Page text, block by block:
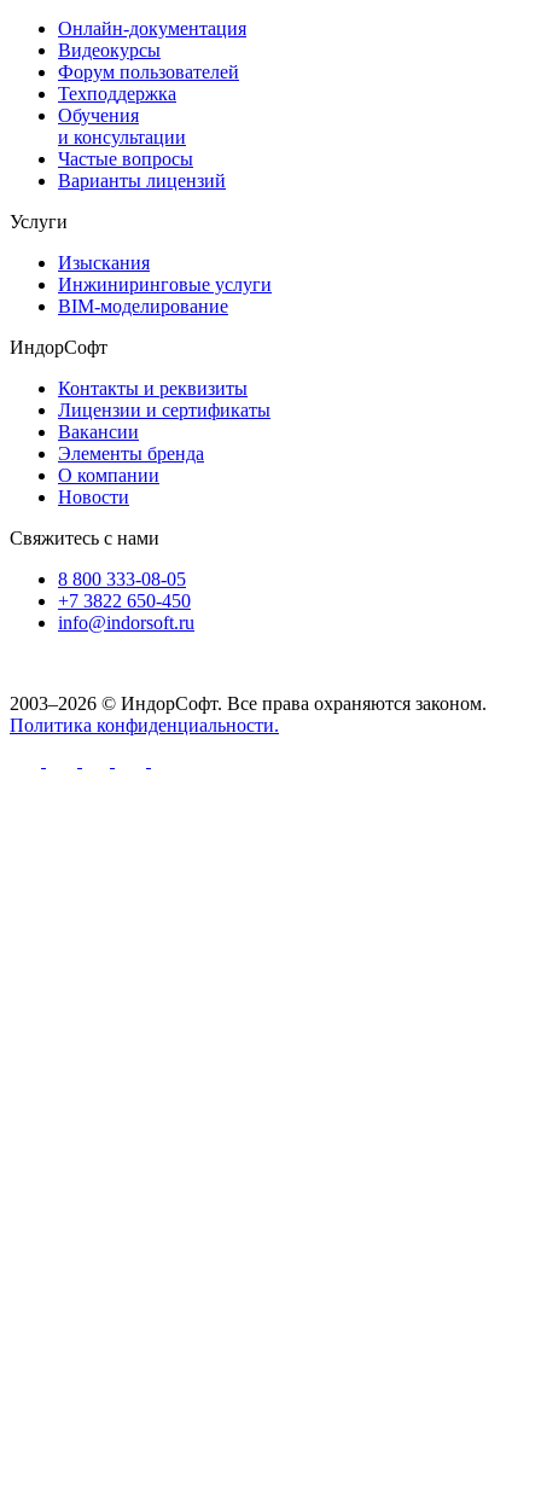
Онлайн-документация
Видеокурсы
Форум пользователей
Техподдержка
Обучения
и консультации
Частые вопросы
Варианты лицензий
Услуги
Изыскания
Инжиниринговые услуги
BIM-моделирование
ИндорСофт
Контакты и реквизиты
Лицензии и сертификаты
Вакансии
Элементы бренда
О компании
Новости
Свяжитесь с нами
8 800 333-08-05
+7 3822 650-450
info@indorsoft.ru
2003–2026 © ИндорСофт. Все права охраняются законом.
Политика конфиденциальности.